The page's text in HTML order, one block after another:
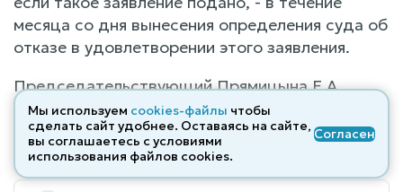
месяца со дня вынесения определения суда об
отказе в удовлетворении этого заявления.
Председательствующий Прямицына Е.А.
Мотивированное решение изготовлено
ДД.ММ.ГГГГ
Мы используем cookies-файлы чтобы
сделать сайт удобнее. Оставаясь на сайте,
вы соглашаетесь с условиями
использования файлов cооkies.
Согласен